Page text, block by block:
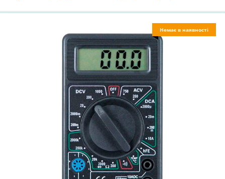
Немає в наявності